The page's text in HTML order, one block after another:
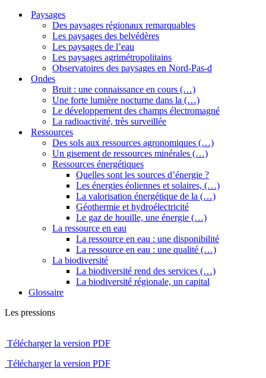
Paysages
Des paysages régionaux remarquables
Les paysages des belvédères
Les paysages de l’eau
Les paysages agrimétropolitains
Observatoires des paysages en Nord-Pas-d
Ondes
Bruit : une connaissance en cours (…)
Une forte lumière nocturne dans la (…)
Le développement des champs électromagné
La radioactivité, très surveillée
Ressources
Des sols aux ressources agronomiques (…)
Un gisement de ressources minérales (…)
Ressources énergétiques
Quelles sont les sources d’énergie ?
Les énergies éoliennes et solaires, (…)
La valorisation énergétique de la (…)
Géothermie et hydroélectricité
Le gaz de houille, une énergie (…)
La ressource en eau
La ressource en eau : une disponibilité
La ressource en eau : une qualité (…)
La biodiversité
La biodiversité rend des services (…)
La biodiversité régionale, un capital
Glossaire
Les pressions
Télécharger la version PDF
Télécharger la version PDF